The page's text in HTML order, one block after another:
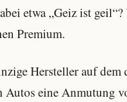
etwa „Geiz ist
Premium.
Hersteller auf
Autos eine Anmutung